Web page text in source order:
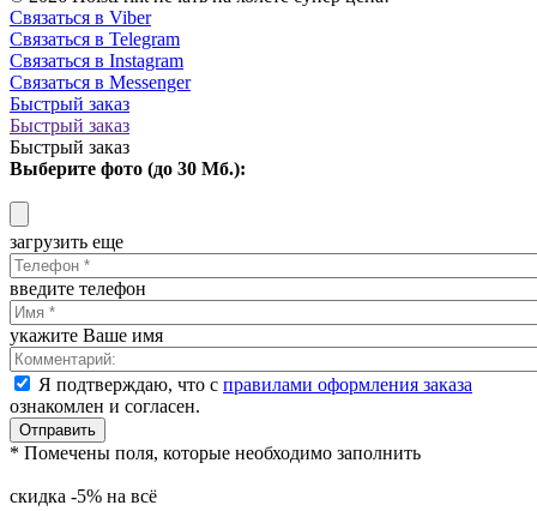
Связаться в Viber
Связаться в Telegram
Связаться в Instagram
Связаться в Messenger
Быстрый заказ
Быстрый заказ
Быстрый заказ
Выберите фото (до 30 Мб.):
загрузить еще
введите телефон
укажите Ваше имя
Я подтверждаю, что с правилами оформления заказа
ознакомлен и согласен.
Отправить
* Помечены поля, которые необходимо заполнить
скидка -5% на всё